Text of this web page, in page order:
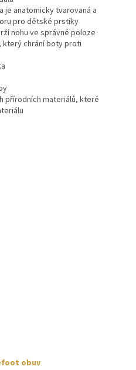
anatomicky tvarovaná a
pro dětské prstíky
nohu ve správné poloze
který chrání boty proti
přírodních materiálů, které
obuv